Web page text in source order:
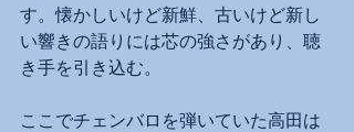
す。懐かしいけど新鮮、古いけど新し
い響きの語りには芯の強さがあり、聴
き手を引き込む。
ここでチェンバロを弾いていた高田は